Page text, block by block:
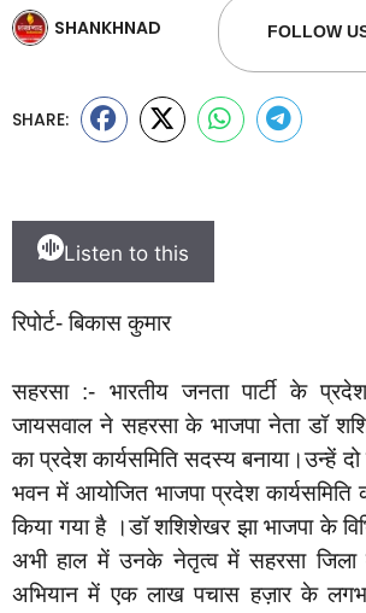
SHANKHNAD FOLLOW
SHARE:
Listen to this
रिपोर्ट- बिकास कुमार
सहरसा :- भारतीय जनता पार्टी के
जायसवाल ने सहरसा के भाजपा नेता डॉ
का प्रदेश कार्यसमिति सदस्य बनाया।उन्हें दो
भवन में आयोजित भाजपा प्रदेश
किया गया है ।डॉ शशिशेखर झा भाजपा के
अभी हाल में उनके नेतृत्व में सहरसा जिला
अभियान में एक लाख पचास हज़ार के